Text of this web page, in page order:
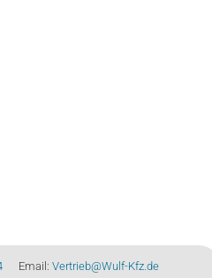
Email: Vertrieb@Wulf-Kfz.de